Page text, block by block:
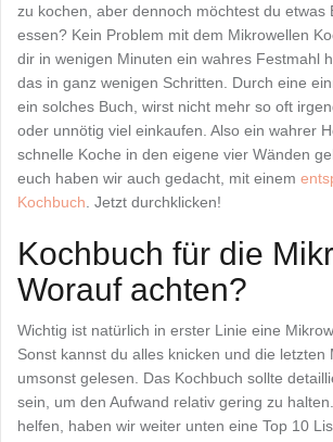
zu kochen, aber dennoch möchtest du etwas
essen? Kein Problem mit dem Mikrowellen
dir in wenigen Minuten ein wahres Festmahl
das in ganz wenigen Schritten. Durch eine
ein solches Buch, wirst nicht mehr so oft
oder unnötig viel einkaufen. Also ein wahrer
schnelle Koche in den eigene vier Wänden
euch haben wir auch gedacht, mit einem
Kochbuch . Jetzt durchklicken!
Kochbuch für die
Worauf achten?
Wichtig ist natürlich in erster Linie eine
Sonst kannst du alles knicken und die letzten
umsonst gelesen. Das Kochbuch sollte
sein, um den Aufwand relativ gering zu
helfen, haben wir weiter unten eine Top 10